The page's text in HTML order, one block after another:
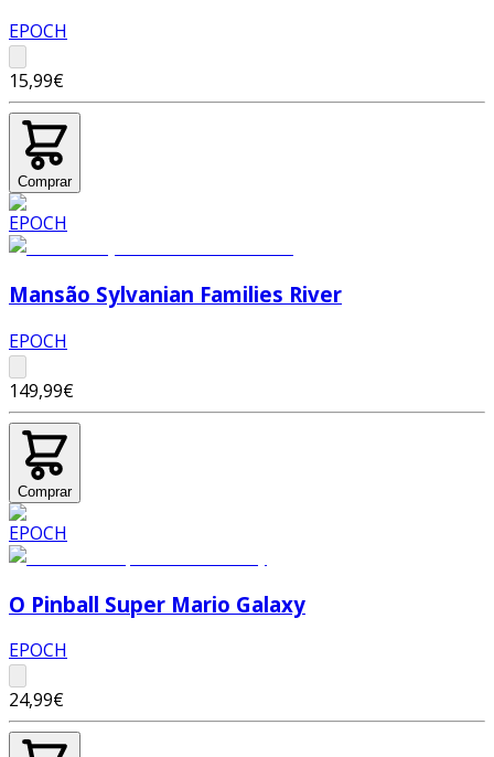
EPOCH
15,99€
Comprar
Mansão Sylvanian Families River
EPOCH
149,99€
Comprar
O Pinball Super Mario Galaxy
EPOCH
24,99€